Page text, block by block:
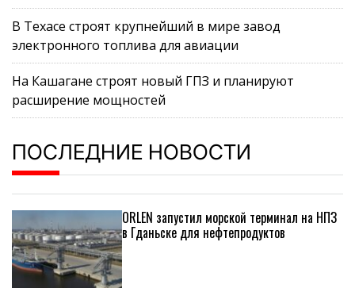
В Техасе строят крупнейший в мире завод
электронного топлива для авиации
На Кашагане строят новый ГПЗ и планируют
расширение мощностей
ПОСЛЕДНИЕ НОВОСТИ
ORLEN запустил морской терминал на НПЗ
в Гданьске для нефтепродуктов